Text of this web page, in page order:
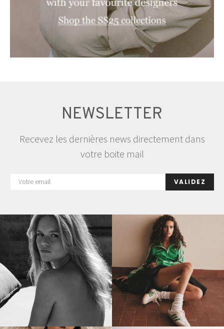
NEWSLETTER
Recevez les dernières news directement dans
votre boite mail
VALIDEZ